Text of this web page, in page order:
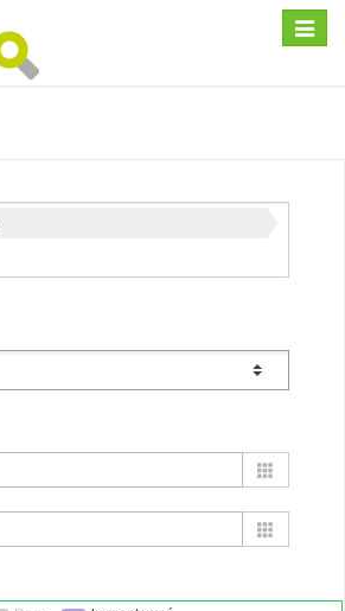
Rozwiń